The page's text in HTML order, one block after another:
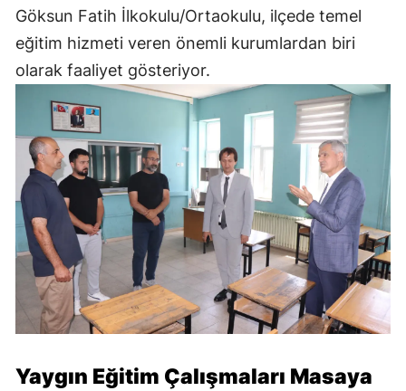
Göksun Fatih İlkokulu/Ortaokulu, ilçede temel
eğitim hizmeti veren önemli kurumlardan biri
olarak faaliyet gösteriyor.
Yaygın Eğitim Çalışmaları Masaya